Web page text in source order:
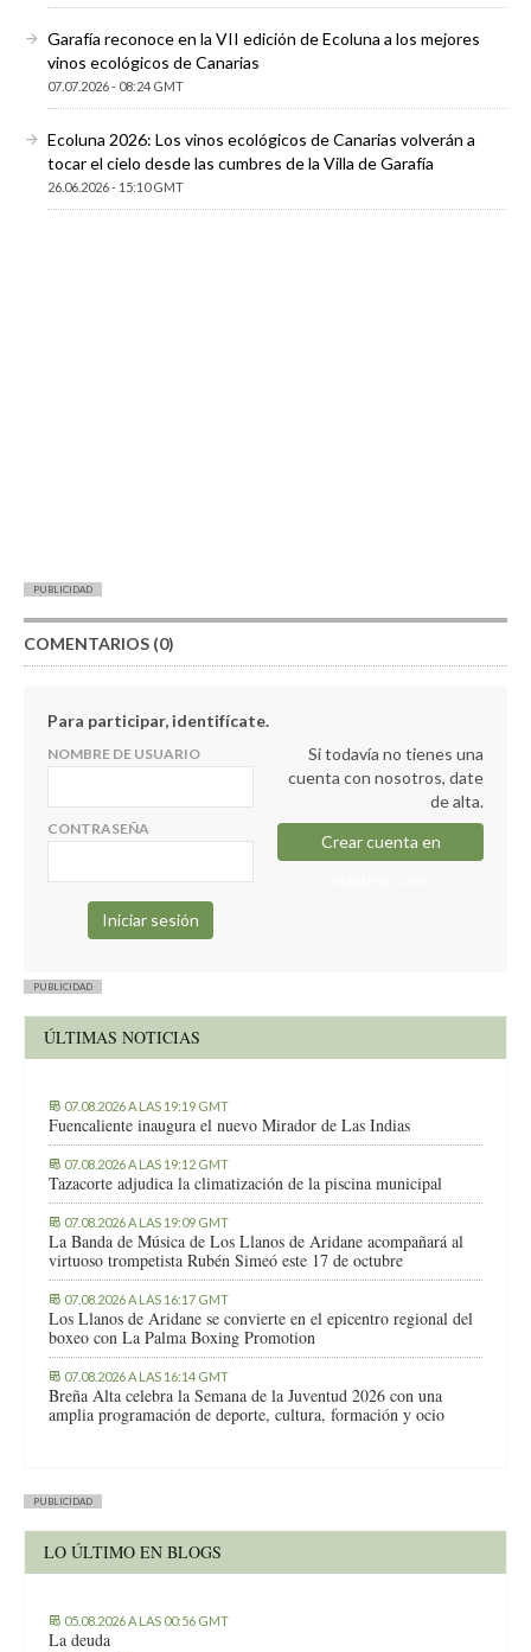
Garafía reconoce en la VII edición de Ecoluna a los mejores
vinos ecológicos de Canarias
07.07.2026 - 08:24 GMT
Ecoluna 2026: Los vinos ecológicos de Canarias volverán a
tocar el cielo desde las cumbres de la Villa de Garafía
26.06.2026 - 15:10 GMT
PUBLICIDAD
COMENTARIOS (0)
Para participar, identifícate.
NOMBRE DE USUARIO
CONTRASEÑA
Si todavía no tienes una
cuenta con nosotros, date
de alta.
Crear cuenta en
PUBLICIDAD
ÚLTIMAS NOTICIAS
07.08.2026 A LAS 19:19 GMT
Fuencaliente inaugura el nuevo Mirador de Las Indias
07.08.2026 A LAS 19:12 GMT
Tazacorte adjudica la climatización de la piscina municipal
07.08.2026 A LAS 19:09 GMT
La Banda de Música de Los Llanos de Aridane acompañará al
virtuoso trompetista Rubén Simeó este 17 de octubre
07.08.2026 A LAS 16:17 GMT
Los Llanos de Aridane se convierte en el epicentro regional del
boxeo con La Palma Boxing Promotion
07.08.2026 A LAS 16:14 GMT
Breña Alta celebra la Semana de la Juventud 2026 con una
amplia programación de deporte, cultura, formación y ocio
PUBLICIDAD
LO ÚLTIMO EN BLOGS
05.08.2026 A LAS 00:56 GMT
La deuda